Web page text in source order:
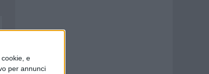
e
per annunci